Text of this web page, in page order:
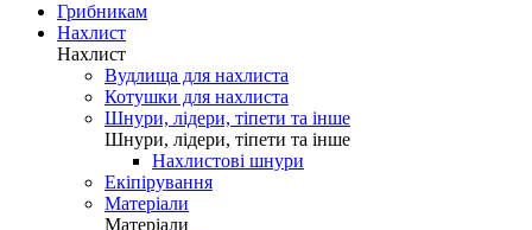
Грибникам
Нахлист
Нахлист
Вудлища для нахлиста
Котушки для нахлиста
Шнури, лідери, тіпети та інше
Шнури, лідери, тіпети та інше
Нахлистові шнури
Екіпірування
Матеріали
Матеріали